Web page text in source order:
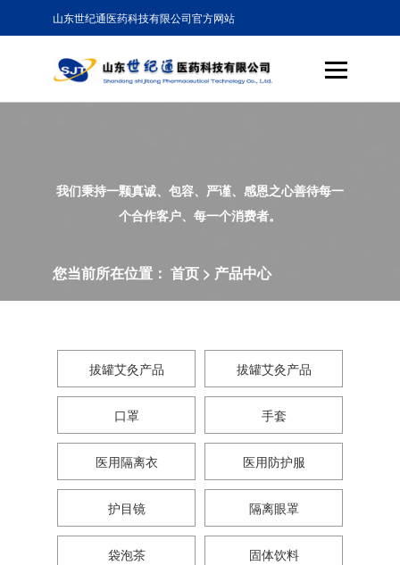
山东世纪通医药科技有限公司官方网站
我们秉持一颗真诚、包容、严谨、感恩之心善待每一
个合作客户、每一个消费者。
您当前所在位置： 首页 > 产品中心
拔罐艾灸产品 拔罐艾灸产品
口罩 手套
医用隔离衣 医用防护服
护目镜 隔离眼罩
袋泡茶 固体饮料